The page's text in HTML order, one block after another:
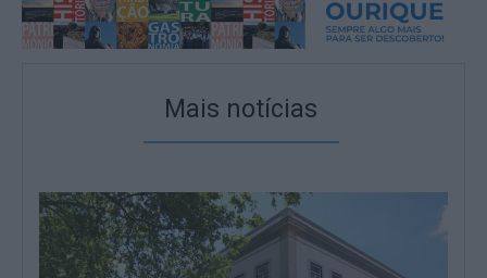
Mais notícias